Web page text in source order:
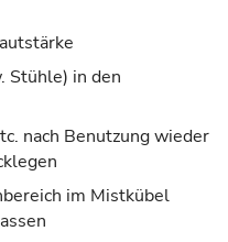
Stühle) in den
nach Benutzung wieder
im Mistkübel